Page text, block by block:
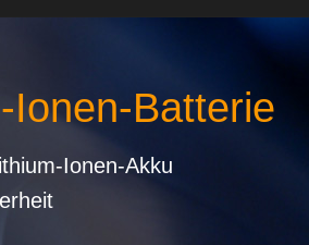
Ionen-Batterie
Ionen-Akku